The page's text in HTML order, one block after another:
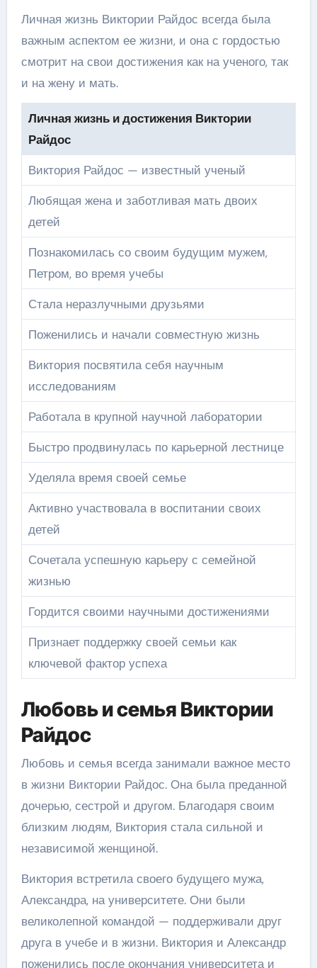
Личная жизнь Виктории Райдос всегда была
важным аспектом ее жизни, и она с гордостью
смотрит на свои достижения как на ученого, так
и на жену и мать.
Личная жизнь и достижения Виктории
Райдос
Виктория Райдос — известный ученый
Любящая жена и заботливая мать двоих
детей
Познакомилась со своим будущим мужем,
Петром, во время учебы
Стала неразлучными друзьями
Поженились и начали совместную жизнь
Виктория посвятила себя научным
исследованиям
Работала в крупной научной лаборатории
Быстро продвинулась по карьерной лестнице
Уделяла время своей семье
Активно участвовала в воспитании своих
детей
Сочетала успешную карьеру с семейной
жизнью
Гордится своими научными достижениями
Признает поддержку своей семьи как
ключевой фактор успеха
Любовь и семья Виктории
Райдос
Любовь и семья всегда занимали важное место
в жизни Виктории Райдос. Она была преданной
дочерью, сестрой и другом. Благодаря своим
близким людям, Виктория стала сильной и
независимой женщиной.
Виктория встретила своего будущего мужа,
Александра, на университете. Они были
великолепной командой — поддерживали друг
друга в учебе и в жизни. Виктория и Александр
поженились после окончания университета и